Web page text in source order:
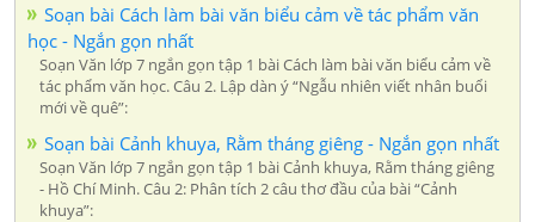
Soạn bài Cách làm bài văn biểu cảm về tác phẩm văn
học - Ngắn gọn nhất
Soạn Văn lớp 7 ngắn gọn tập 1 bài Cách làm bài văn biểu cảm về
tác phẩm văn học. Câu 2. Lập dàn ý “Ngẫu nhiên viết nhân buổi
mới về quê”:
Soạn bài Cảnh khuya, Rằm tháng giêng - Ngắn gọn nhất
Soạn Văn lớp 7 ngắn gọn tập 1 bài Cảnh khuya, Rằm tháng giêng
- Hồ Chí Minh. Câu 2: Phân tích 2 câu thơ đầu của bài “Cảnh
khuya”: